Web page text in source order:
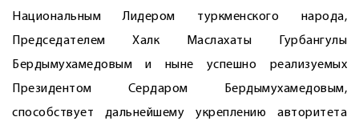
Национальным Лидером туркменского народа,
Председателем Халк Маслахаты Гурбангулы
Бердымухамедовым и ныне успешно реализуемых
Президентом Сердаром Бердымухамедовым,
способствует дальнейшему укреплению авторитета